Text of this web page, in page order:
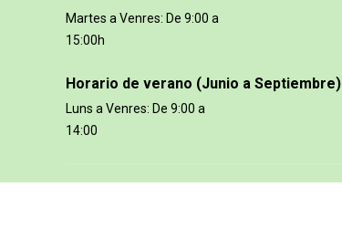
Martes a Venres: De 9:00 a
15:00h
Horario de verano (Junio a Septiembre)
Luns a Venres: De 9:00 a
14:00